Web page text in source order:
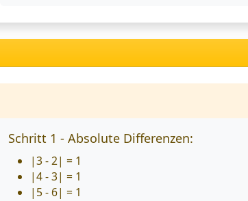
Schritt 1 - Absolute Differenzen:
|3 - 2| = 1
|4 - 3| = 1
|5 - 6| = 1